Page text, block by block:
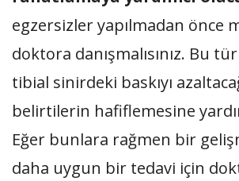
egzersizler yapılmadan önce
doktora danışmalısınız. Bu
tibial sinirdeki baskıyı
belirtilerin hafiflemesine
Eğer bunlara rağmen bir
daha uygun bir tedavi için